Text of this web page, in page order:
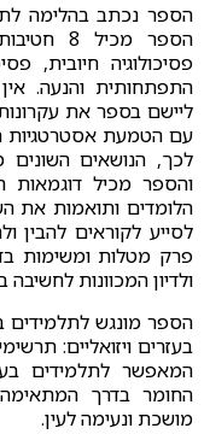
הספר נכתב בהלימה
הספר
פסיכולוגיה חיובית,
התפתחותית והנעה.
ליישם בספר את
עם הטמעת אסטרטגיות
לכך, הנושאים
והספר מכיל דוגמאות
הלומדים ותואמות את
לסייע לקוראים להבין
פרק מטלות ומשימות
ולדיון המכוונות לחשיבה
הספר מונגש לתלמידים
בעזרים ויזואליים:
המאפשר לתלמידים
החומר בדרך המתאימה
מושכת ונעימה לעין.